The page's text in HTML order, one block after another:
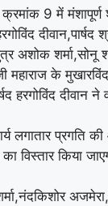
नपा
अध्यक्ष
चोपड़ा
ने
किया
क्रमांक 9 में
अशोक शर्मा,सोनू
महाराज के
हरगोविंद
लगातार प्रगति
विस्तार किया